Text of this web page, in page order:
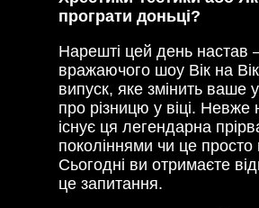
програти доньці?
Нарешті цей день настав
вражаючого шоу Вік на
випуск, яке змінить ваше
про різницю у віці. Невже
існує ця легендарна
поколіннями чи це просто
Сьогодні ви отримаєте
це запитання.